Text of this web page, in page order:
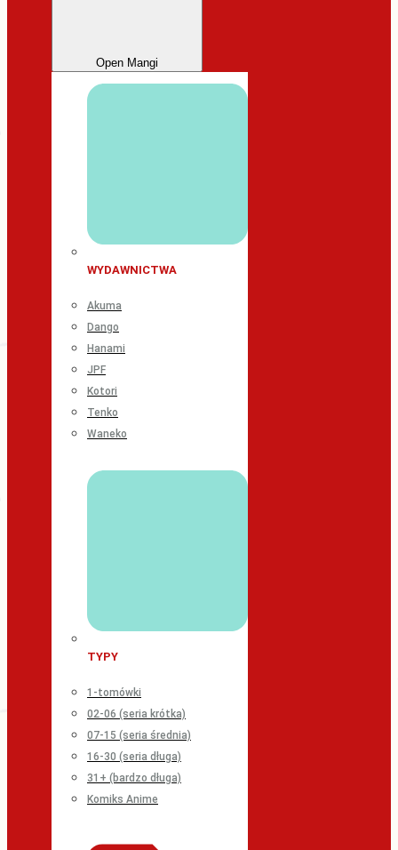
Open Mangi
WYDAWNICTWA
Akuma
Dango
Hanami
JPF
Kotori
Tenko
Waneko
TYPY
1-tomówki
02-06 (seria krótka)
07-15 (seria średnia)
16-30 (seria długa)
31+ (bardzo długa)
Komiks Anime